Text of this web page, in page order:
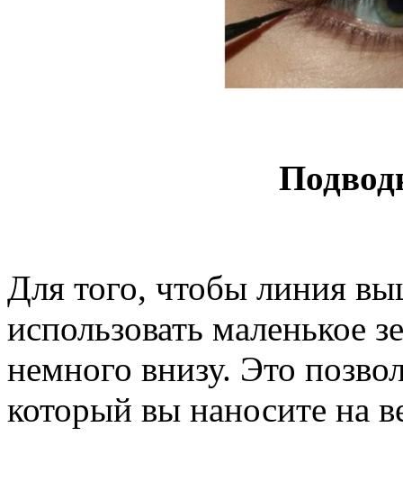
Для того, чтобы линия
использовать маленькое
немного внизу. Это
который вы наносите на